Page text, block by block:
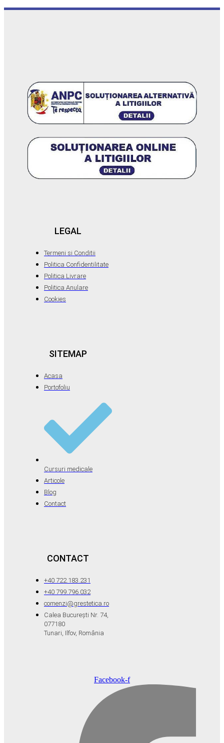
LEGAL
Termeni si Conditii
Politica Confidentilitate
Politica Livrare
Politica Anulare
Cookies
SITEMAP
Acasa
Portofoliu
Cursuri medicale
Articole
Blog
Contact
CONTACT
+40 722.183.231
+40 799.796.032
comenzi@grestetica.ro
Calea București Nr. 74,
077180
Tunari, Ilfov, România
Facebook-f